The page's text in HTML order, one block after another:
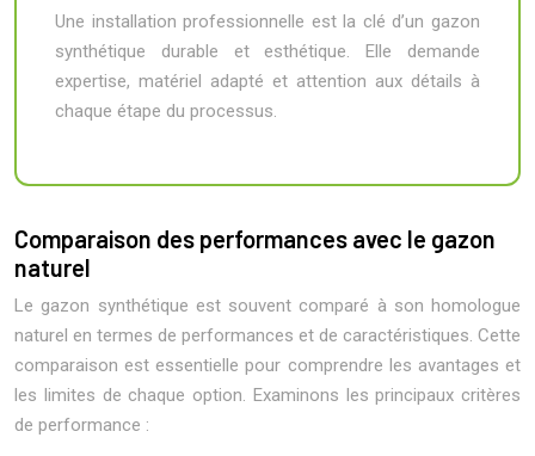
Une installation professionnelle est la clé d’un gazon
synthétique durable et esthétique. Elle demande
expertise, matériel adapté et attention aux détails à
chaque étape du processus.
Comparaison des performances avec le gazon
naturel
Le gazon synthétique est souvent comparé à son homologue
naturel en termes de performances et de caractéristiques. Cette
comparaison est essentielle pour comprendre les avantages et
les limites de chaque option. Examinons les principaux critères
de performance :